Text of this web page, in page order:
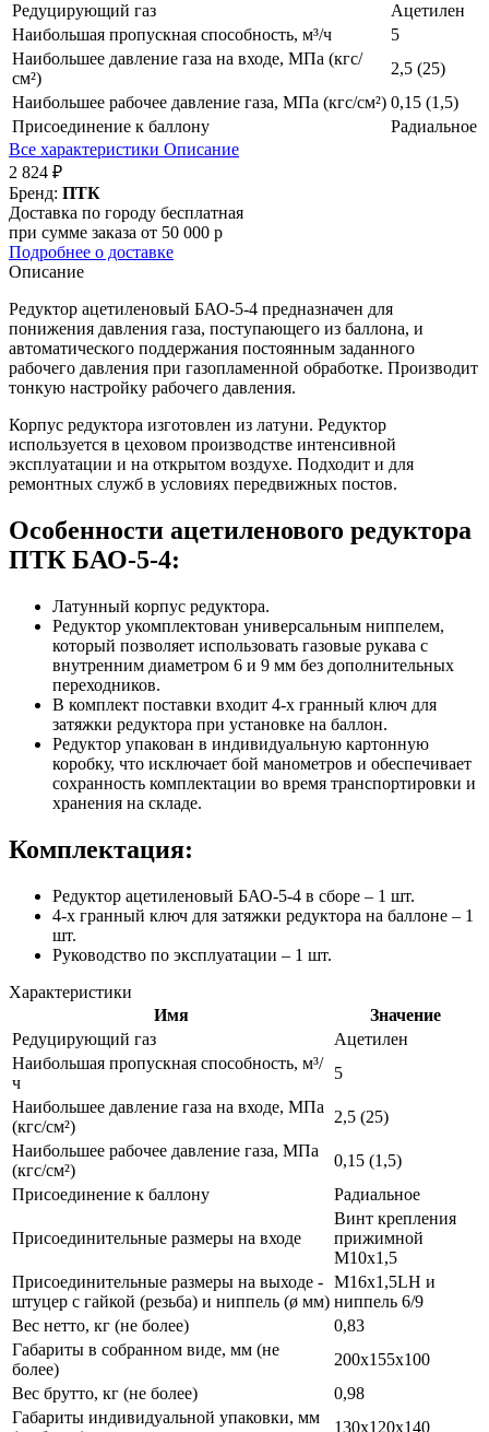
Редуцирующий газ
Ацетилен
Наибольшая пропускная способность, м³/ч
5
Наибольшее давление газа на входе, МПа (кгс/
см²)
2,5 (25)
Наибольшее рабочее давление газа, МПа (кгс/см²) 0,15 (1,5)
Присоединение к баллону
Радиальное
Все характеристики Описание
2 824 ₽
Бренд: ПТК
Доставка по городу бесплатная
при сумме заказа от 50 000 р
Подробнее о доставке
Описание
Редуктор ацетиленовый БАО-5-4 предназначен для
понижения давления газа, поступающего из баллона, и
автоматического поддержания постоянным заданного
рабочего давления при газопламенной обработке. Производит
тонкую настройку рабочего давления.
Корпус редуктора изготовлен из латуни. Редуктор
используется в цеховом производстве интенсивной
эксплуатации и на открытом воздухе. Подходит и для
ремонтных служб в условиях передвижных постов.
Особенности ацетиленового редуктора
ПТК БАО-5-4:
Латунный корпус редуктора.
Редуктор укомплектован универсальным ниппелем,
который позволяет использовать газовые рукава с
внутренним диаметром 6 и 9 мм без дополнительных
переходников.
В комплект поставки входит 4-х гранный ключ для
затяжки редуктора при установке на баллон.
Редуктор упакован в индивидуальную картонную
коробку, что исключает бой манометров и обеспечивает
сохранность комплектации во время транспортировки и
хранения на складе.
Комплектация:
Редуктор ацетиленовый БАО-5-4 в сборе – 1 шт.
4-х гранный ключ для затяжки редуктора на баллоне – 1
шт.
Руководство по эксплуатации – 1 шт.
Характеристики
Имя
Значение
Редуцирующий газ
Ацетилен
Наибольшая пропускная способность, м³/
ч
5
Наибольшее давление газа на входе, МПа
(кгс/см²)
2,5 (25)
Наибольшее рабочее давление газа, МПа
(кгс/см²)
0,15 (1,5)
Присоединение к баллону
Радиальное
Присоединительные размеры на входе
Винт крепления
прижимной
M10х1,5
Присоединительные размеры на выходе -
штуцер с гайкой (резьба) и ниппель (ø мм)
M16х1,5LH и
ниппель 6/9
Вес нетто, кг (не более)
0,83
Габариты в собранном виде, мм (не
более)
200х155х100
Вес брутто, кг (не более)
0,98
Габариты индивидуальной упаковки, мм
130х120х140